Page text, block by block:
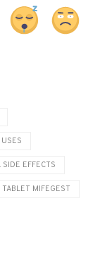
EFFECTS
MIFEGEST